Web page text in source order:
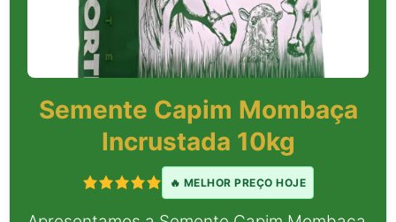
Semente Capim Mombaça
Incrustada 10kg
🔥 MELHOR PREÇO HOJE